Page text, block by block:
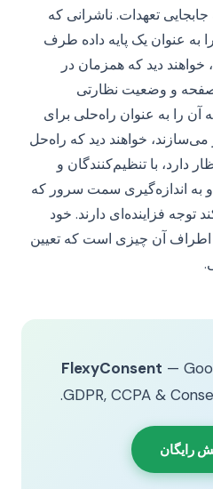
تعهدات. ناشرانی که
عنوان یک پایه داده طرف
دید که همزمان در
صفحه و وضعیت نظارتی
را به عنوان راه‌حلی برای
خواهند دید که راه‌حل
دارد، با تنظیم‌کنندگان و
به اندازه‌گیری سمت سرور که
توجه فزاینده‌ای دارند. خود
آن چیزی است که تعیین
FlexyConsent —
GDPR, CCPA &
رایگان